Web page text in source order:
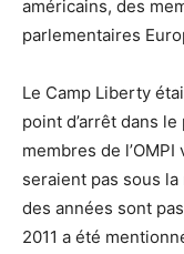
américains, des
parlementaires
Le Camp Liberty
point d’arrêt dans
membres de
seraient pas sous
des années sont
2011 a été